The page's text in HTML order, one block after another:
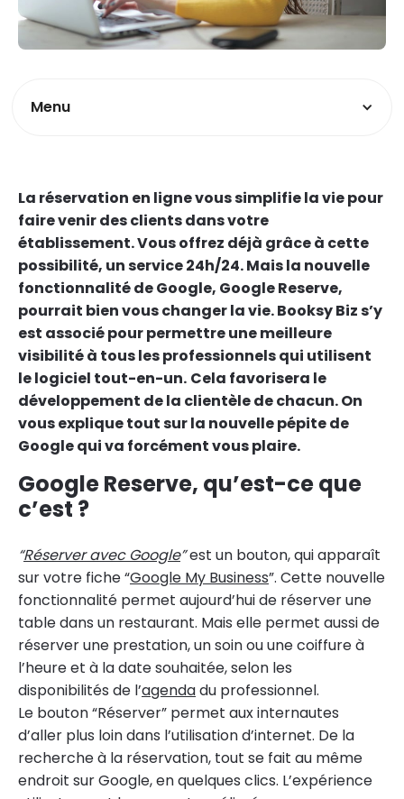
Menu
La réservation en ligne vous simplifie la vie pour
faire venir des clients dans votre
établissement. Vous offrez déjà grâce à cette
possibilité, un service 24h/24. Mais la nouvelle
fonctionnalité de Google, Google Reserve,
pourrait bien vous changer la vie. Booksy Biz s’y
est associé pour permettre une meilleure
visibilité à tous les professionnels qui utilisent
le logiciel tout-en-un. Cela favorisera le
développement de la clientèle de chacun. On
vous explique tout sur la nouvelle pépite de
Google qui va forcément vous plaire.
Google Reserve, qu’est-ce que
c’est ?
“Réserver avec Google”est un bouton, qui apparaît
sur votre fiche “Google My Business”. Cette nouvelle
fonctionnalité permet aujourd’hui de réserver une
table dans un restaurant. Mais elle permet aussi de
réserver une prestation, un soin ou une coiffure à
l’heure et à la date souhaitée, selon les
disponibilités de l’agendadu professionnel.
Le bouton “Réserver” permet aux internautes
d’aller plus loin dans l’utilisation d’internet. De la
recherche à la réservation, tout se fait au même
endroit sur Google, en quelques clics. L’expérience